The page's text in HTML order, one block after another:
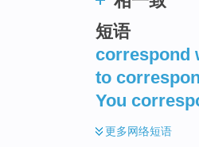
短语
correspond
to
You
更多网络短语